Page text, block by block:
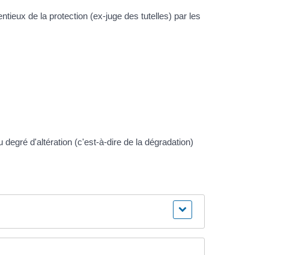
de la protection (ex-juge des tutelles) par les
d'altération (c'est-à-dire de la dégradation)